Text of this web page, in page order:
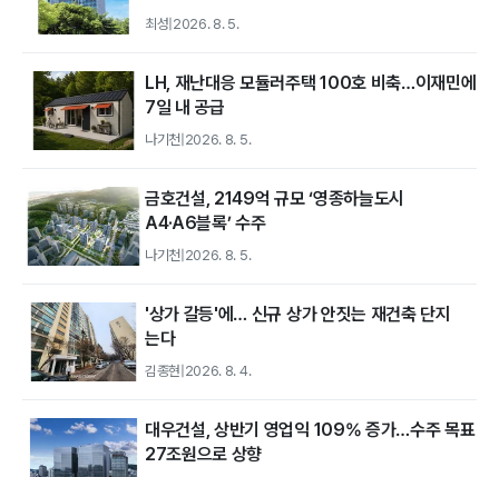
최성 2026. 8. 5.
LH, 재난대응 모듈러주택 100호 비축…이재민에
7일 내 공급
나기천 2026. 8. 5.
금호건설, 2149억 규모 ‘영종하늘도시
A4·A6블록’ 수주
나기천 2026. 8. 5.
'상가 갈등'에… 신규 상가 안짓는 재건축 단지
는다
김종현 2026. 8. 4.
대우건설, 상반기 영업익 109% 증가…수주 목표
27조원으로 상향